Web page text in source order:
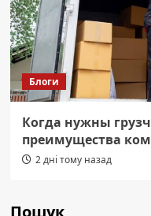
Блоги
Когда нужны
преимущества
2 дні тому назад
Пошук